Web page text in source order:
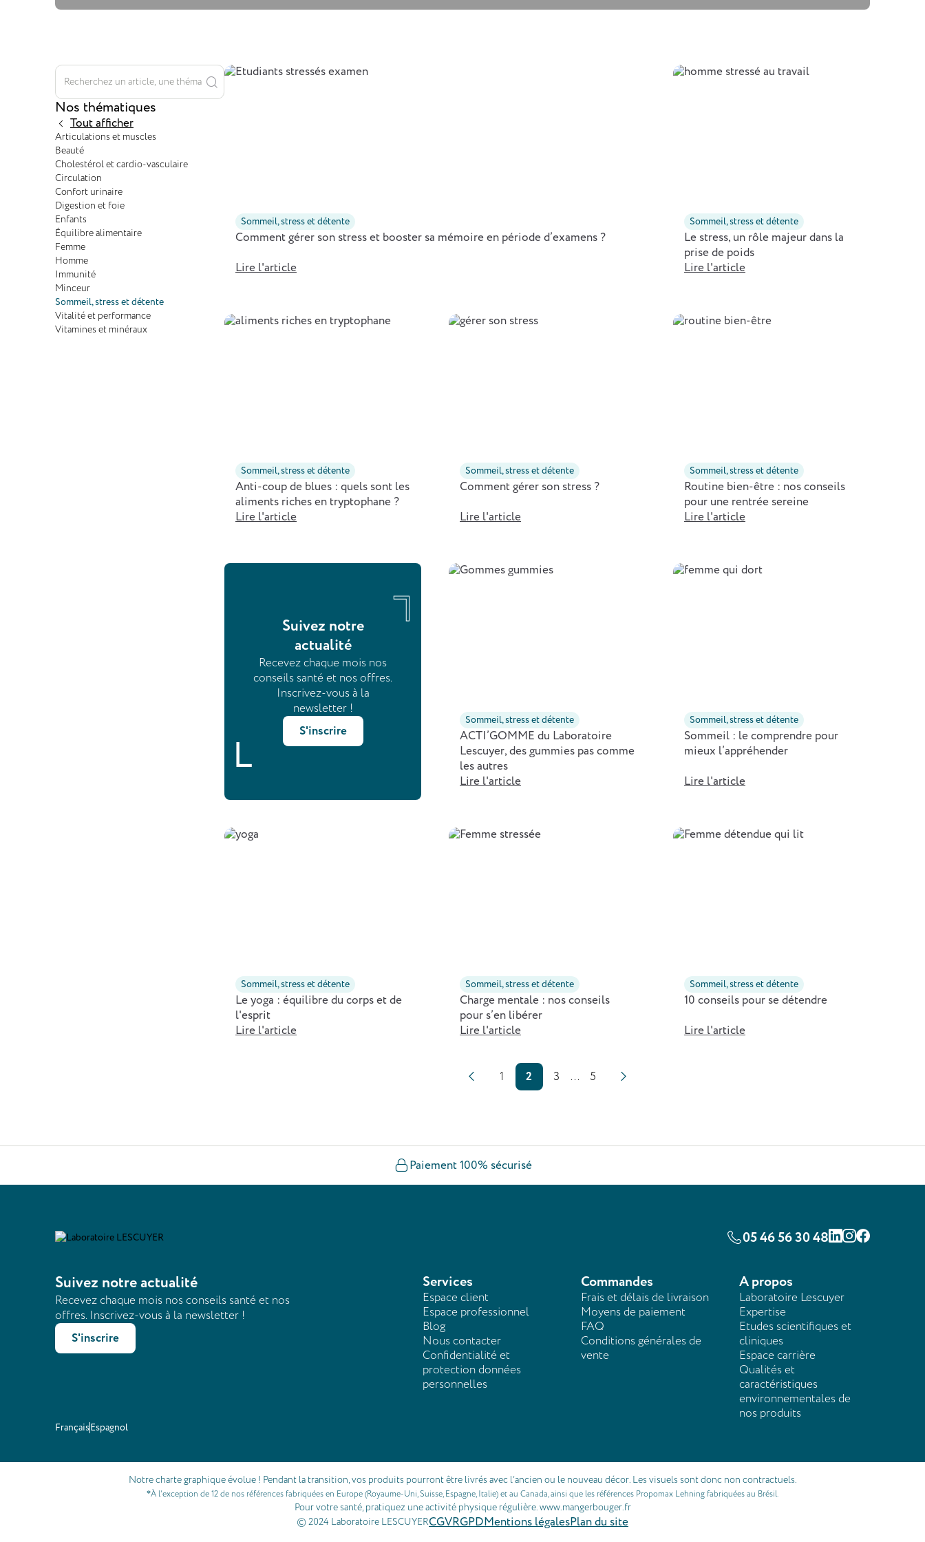
Nos thématiques
Tout afficher
Articulations et muscles
Beauté
Cholestérol et cardio-vasculaire
Circulation
Confort urinaire
Digestion et foie
Enfants
Équilibre alimentaire
Femme
Homme
Immunité
Minceur
Sommeil, stress et détente
Vitalité et performance
Vitamines et minéraux
Sommeil, stress et détente
Comment gérer son stress et booster sa mémoire en période d’examens ?
Lire l'article
Sommeil, stress et détente
Le stress, un rôle majeur dans la
prise de poids
Lire l'article
Sommeil, stress et détente
Anti-coup de blues : quels sont les
aliments riches en tryptophane ?
Lire l'article
Sommeil, stress et détente
Comment gérer son stress ?
Lire l'article
Sommeil, stress et détente
Routine bien-être : nos conseils
pour une rentrée sereine
Lire l'article
Suivez notre
actualité
Recevez chaque mois nos
conseils santé et nos offres.
Inscrivez-vous à la
newsletter !
S'inscrire
Sommeil, stress et détente
ACTI’GOMME du Laboratoire
Lescuyer, des gummies pas comme
les autres
Lire l'article
Sommeil, stress et détente
Sommeil : le comprendre pour
mieux l’appréhender
Lire l'article
Sommeil, stress et détente
Le yoga : équilibre du corps et de
l'esprit
Lire l'article
Sommeil, stress et détente
Charge mentale : nos conseils
pour s’en libérer
Lire l'article
Sommeil, stress et détente
10 conseils pour se détendre
Lire l'article
1 2 3 ... 5
Paiement 100% sécurisé
05 46 56 30 48 Linkedin
Instagram
Facebook
Suivez notre actualité
Recevez chaque mois nos conseils santé et nos
offres. Inscrivez-vous à la newsletter !
S'inscrire
Services
Espace client
Espace professionnel
Blog
Nous contacter
Confidentialité et
protection données
personnelles
Commandes
Frais et délais de livraison
Moyens de paiement
FAQ
Conditions générales de
vente
A propos
Laboratoire Lescuyer
Expertise
Etudes scientifiques et
cliniques
Espace carrière
Qualités et
caractéristiques
environnementales de
nos produits
FrançaisEspagnol
Notre charte graphique évolue ! Pendant la transition, vos produits pourront être livrés avec l’ancien ou le nouveau décor. Les visuels sont donc non contractuels.
*À l’exception de 12 de nos références fabriquées en Europe (Royaume-Uni, Suisse, Espagne, Italie) et au Canada, ainsi que les références Propomax Lehning fabriquées au Brésil.
Pour votre santé, pratiquez une activité physique régulière. www.mangerbouger.fr
© 2024 Laboratoire LESCUYERCGVRGPDMentions légalesPlan du site